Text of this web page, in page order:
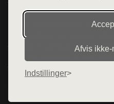
Afvis
Indstillinger
Denne side er en del af
hjemmesider med
diverse webshops. Der
henviser til de shops, som
varerne på lager.